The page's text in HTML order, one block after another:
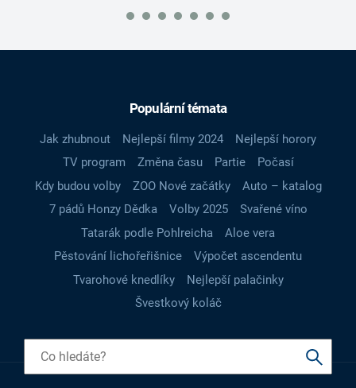
Populární témata
Jak zhubnout Nejlepší filmy 2024
Nejlepší horory
TV program
Změna času Partie
Počasí
Kdy budou volby
ZOO Nové začátky
Auto – katalog
7 pádů Honzy Dědka
Volby 2025
Svařené víno
Tatarák podle Pohlreicha
Aloe vera
Pěstování lichořeřišnice
Výpočet ascendentu
Tvarohové knedlíky
Nejlepší palačinky
Švestkový koláč